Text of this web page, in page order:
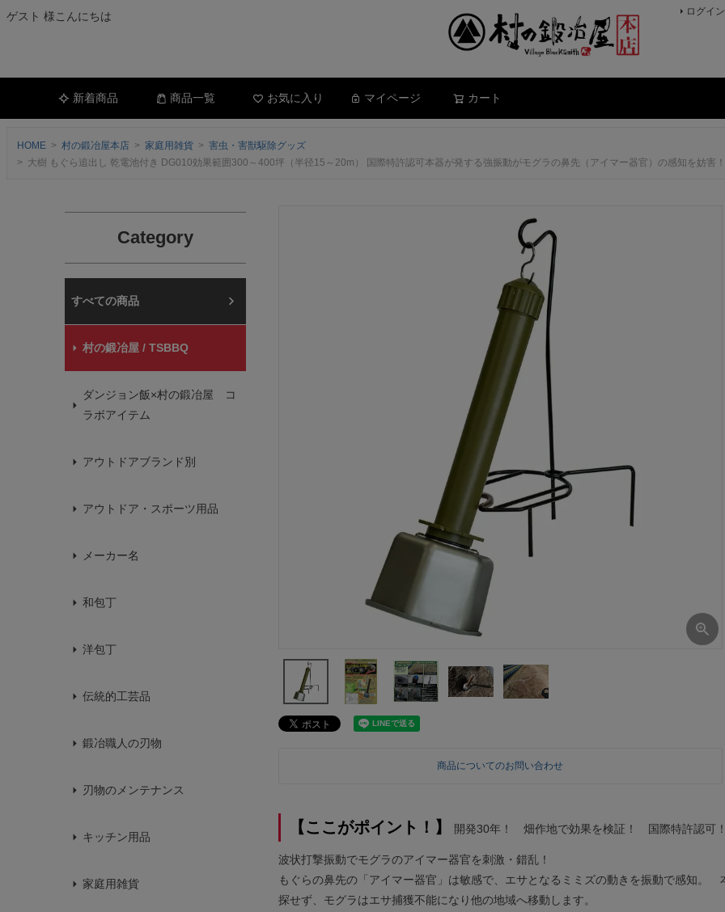
ゲスト 様こんにちは ログイン
新着商品 商品一覧 お気に入り マイページ カート
HOME 村の鍛冶屋本店 家庭用雑貨
害虫・害獣駆除グッズ
大樹 もぐら追出し 乾電池付き DG010効果範囲300～400坪（半径15～20m） 国際特許認可本器が発する強振動がモグラの鼻先（アイマー器官）の感知を妨害！
Category
村の鍛冶屋本店
村の鍛冶屋 / TSBBQ
ダンジョン飯×村の鍛冶屋 コ
ラボアイテム
アウトドアブランド別
アウトドア・スポーツ用品
メーカー名
和包丁
洋包丁
伝統的工芸品
鍛冶職人の刃物
刃物のメンテナンス
キッチン用品
家庭用雑貨
商品についてのお問い合わせ
【ここがポイント！】 開発30年！ 畑作地で効果を検証！ 国際特許認可！
波状打撃振動でモグラのアイマー器官を刺激・錯乱！
もぐらの鼻先の「アイマー器官」は敏感で、エサとなるミミズの動きを振動で感知。
探せず、モグラはエサ捕獲不能になり他の地域へ移動します。